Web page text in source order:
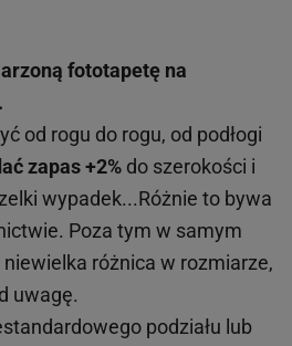
fototapetę na
od rogu do rogu, od podłogi
zapas +2% do szerokości i
wypadek...Różnie to bywa
Poza tym w samym
różnica w rozmiarze,
uwagę.
podziału lub